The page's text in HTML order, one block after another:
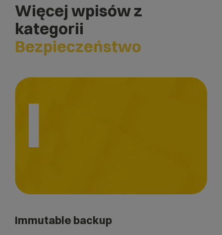
Więcej wpisów z
kategorii
Bezpieczeństwo
I
Immutable backup